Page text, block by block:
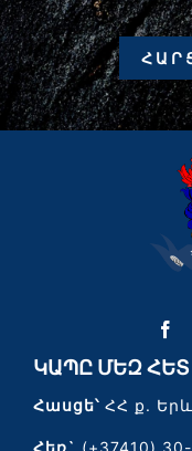
ԿԱՊԸ ՄԵԶ ՀԵՏ
Հասցե՝ՀՀ ք.
Հեռ` (+37410)